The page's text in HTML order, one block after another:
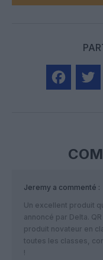
Jeremy a commenté :
Un excellent produit
annoncé par Delta.
produit novateur en
toutes les classes,
!